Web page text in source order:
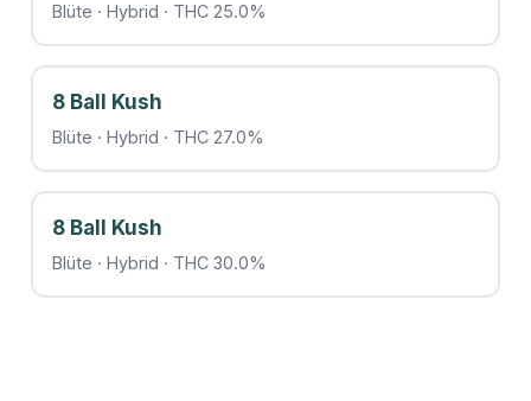
Blüte · Hybrid · THC 25.0%
8 Ball Kush
Blüte · Hybrid · THC 27.0%
8 Ball Kush
Blüte · Hybrid · THC 30.0%